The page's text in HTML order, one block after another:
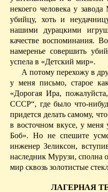
некоего человека у
убийцу, хоть и
нашими дурацкими
качестве воспоминания.
намеренье совершить
успела в «Детский мир».
А потому перехожу в
у меня письмо, старое
«Дорогая Ира,
СССР“, где было
придется делать самому,
в восточном вкусе, у
Боб». Но не спешите
инженер Зеликсон,
наследник Мурузи, сполна
мир сквозь золотистые
ЛАГЕРНАЯ